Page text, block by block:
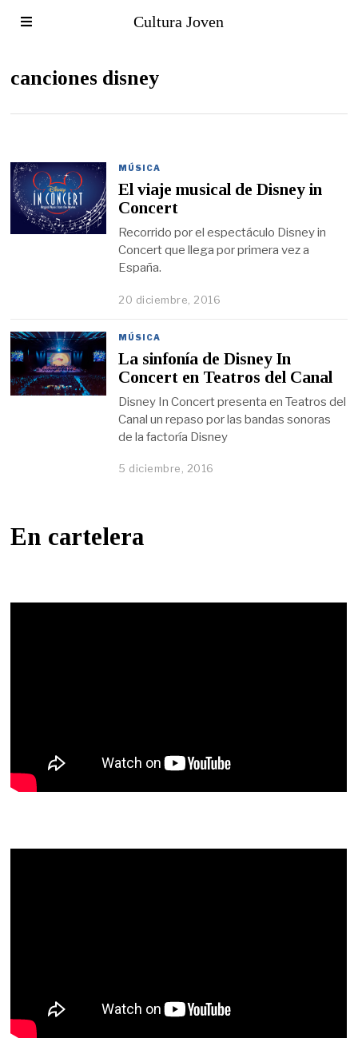
Cultura Joven
canciones disney
MÚSICA
El viaje musical de Disney in
Concert
Recorrido por el espectáculo Disney in
Concert que llega por primera vez a
España.
20 diciembre, 2016
MÚSICA
La sinfonía de Disney In
Concert en Teatros del Canal
Disney In Concert presenta en Teatros del
Canal un repaso por las bandas sonoras
de la factoría Disney
5 diciembre, 2016
En cartelera